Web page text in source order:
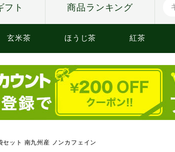
フト 商品ランキング
玄米茶 ほうじ茶 紅茶
ット 南九州産 ノンカフェイン